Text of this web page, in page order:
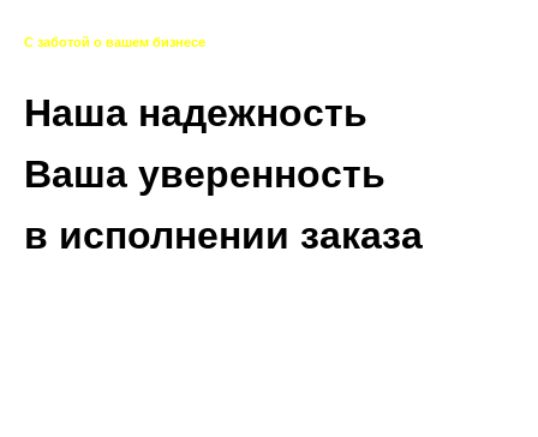
С заботой о вашем бизнесе
Наша надежность
Ваша уверенность
в исполнении заказа